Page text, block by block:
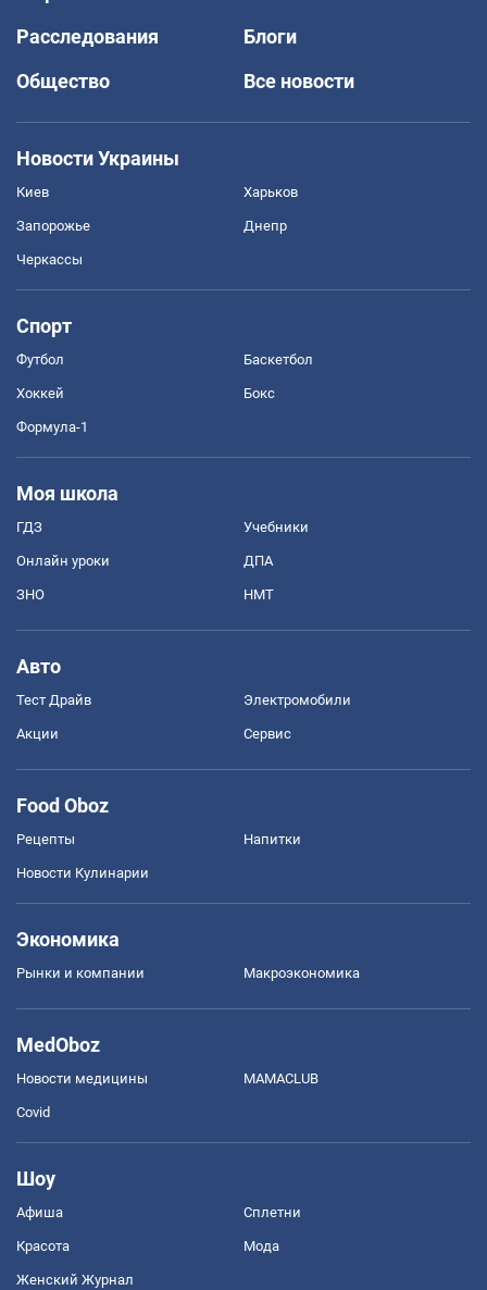
Расследования
Блоги
Общество
Все новости
Новости Украины
Киев Харьков
Запорожье Днепр
Черкассы
Спорт
Футбол Баскетбол
Хоккей Бокс
Формула-1
Моя школа
ГДЗ Учебники
Онлайн уроки ДПА
ЗНО НМТ
Авто
Тест Драйв Электромобили
Акции Сервис
Food Oboz
Рецепты Напитки
Новости Кулинарии
Экономика
Рынки и компании Mакроэкономика
MedOboz
Новости медицины MAMACLUB
Covid
Шоу
Афиша Сплетни
Красота Мода
Женский Журнал